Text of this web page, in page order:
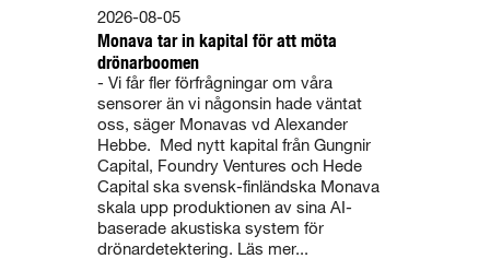
Monava tar in kapital för att möta
drönarboomen
2026-08-05
- Vi får fler förfrågningar om våra
sensorer än vi någonsin hade väntat
oss, säger Monavas vd Alexander
Hebbe. Med nytt kapital från Gungnir
Capital, Foundry Ventures och Hede
Capital ska svensk-finländska Monava
skala upp produktionen av sina AI-
baserade akustiska system för
drönardetektering. Läs mer...